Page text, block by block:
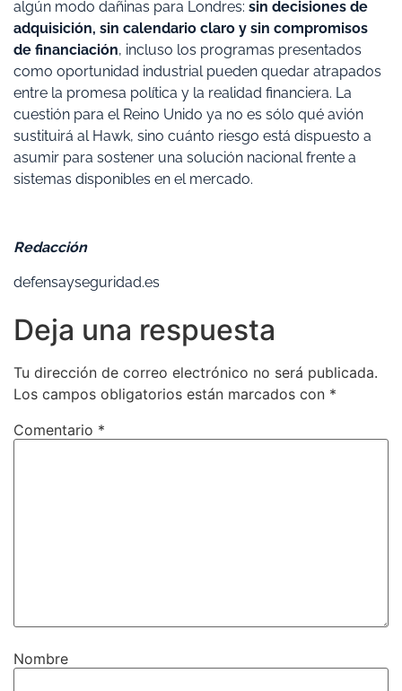
algún modo dañinas para Londres: sin decisiones de
adquisición, sin calendario claro y sin compromisos
de financiación, incluso los programas presentados
como oportunidad industrial pueden quedar atrapados
entre la promesa política y la realidad financiera. La
cuestión para el Reino Unido ya no es sólo qué avión
sustituirá al Hawk, sino cuánto riesgo está dispuesto a
asumir para sostener una solución nacional frente a
sistemas disponibles en el mercado.
Redacción
defensayseguridad.es
Deja una respuesta
Tu dirección de correo electrónico no será publicada.
Los campos obligatorios están marcados con *
Comentario *
Nombre